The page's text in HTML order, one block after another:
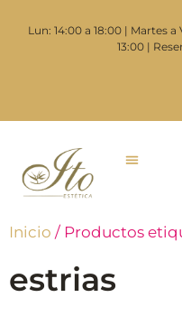
Lun: 14:00 a 18:00 | Martes a
13:00 |
Inicio / Productos
estrias